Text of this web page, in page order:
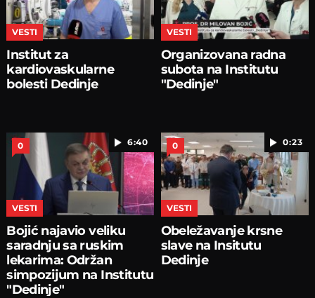
VESTI
Institut za
kardiovaskularne
bolesti Dedinje
VESTI
Organizovana radna
subota na Institutu
"Dedinje"
6:40
0
VESTI
Bojić najavio veliku
saradnju sa ruskim
lekarima: Održan
simpozijum na Institutu
"Dedinje"
0:23
0
VESTI
Obeležavanje krsne
slave na Insitutu
Dedinje